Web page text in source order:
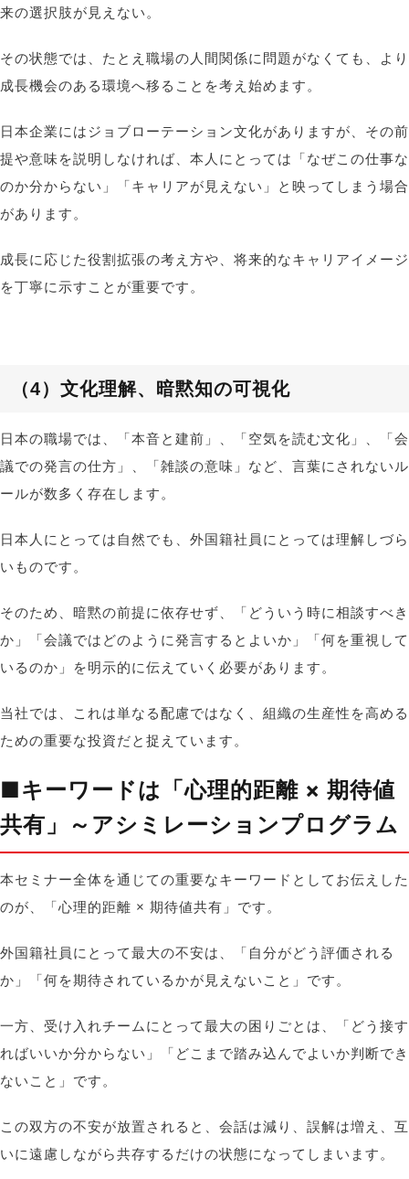
来の選択肢が見えない。
その状態では、たとえ職場の人間関係に問題がなくても、より
成長機会のある環境へ移ることを考え始めます。
日本企業にはジョブローテーション文化がありますが、その前
提や意味を説明しなければ、本人にとっては「なぜこの仕事な
のか分からない」「キャリアが見えない」と映ってしまう場合
があります。
成長に応じた役割拡張の考え方や、将来的なキャリアイメージ
を丁寧に示すことが重要です。
（4） 文化理解、暗黙知の可視化
日本の職場では、 「本音と建前 」 、「空気を読む文化 」 、「会
議での発言の仕方 」、「雑談の意味 」 など、言葉にされないル
ールが数多く存在します。
日本人にとっては自然でも、外国籍社員にとっては理解しづら
いものです。
そのため、暗黙の前提に依存せず、「どういう時に相談すべき
か」「会議ではどのように発言するとよいか」「何を重視して
いるのか」を明示的に伝えていく必要があります。
当社では、これは単なる配慮ではなく、組織の生産性を高める
ための重要な投資だと捉えています 。
■キーワードは「心理的距離 × 期待値
共有」
～アシミレーションプログラム
本セミナー全体を通じての重要なキーワードとしてお伝えした
のが、「心理的距離 × 期待値共有」です。
外国籍社員にとって最大の不安は、「自分がどう評価される
か」「何を期待されているかが見えないこと」です。
一方、受け入れチームにとって最大の困りごとは、「どう接す
ればいいか分からない」「どこまで踏み込んでよいか判断でき
ないこと」です。
この双方の不安が放置されると、会話は減り、誤解は増え、互
いに遠慮しながら共存するだけの状態になってしまいます。